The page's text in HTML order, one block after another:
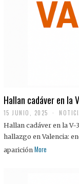
Hallan cadáver en la
15 JUNIO, 2025
Hallan cadáver en la V-
hallazgo en Valencia:
aparición More